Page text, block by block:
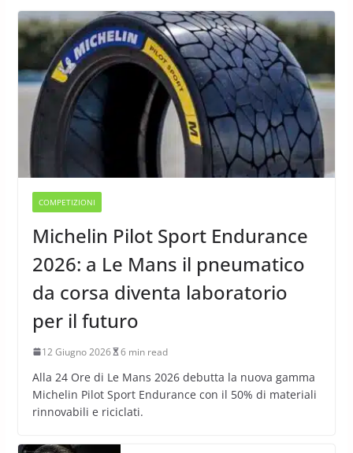
COMPETIZIONI
Michelin Pilot Sport Endurance
2026: a Le Mans il pneumatico
da corsa diventa laboratorio
per il futuro
12 Giugno 2026 6 min read
Alla 24 Ore di Le Mans 2026 debutta la nuova gamma
Michelin Pilot Sport Endurance con il 50% di materiali
rinnovabili e riciclati.